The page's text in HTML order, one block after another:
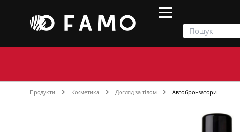
Продукти Косметика Догляд за тілом Автобронзатори